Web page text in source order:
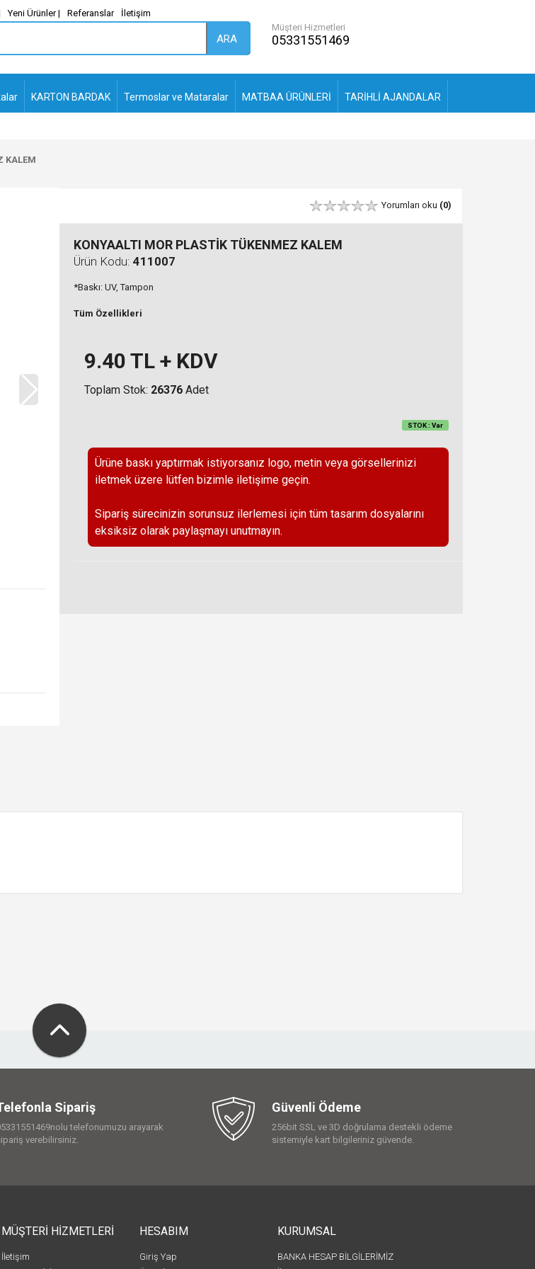
Yeni Ürünler | Referanslar İletişim
ARA
Müşteri Hizmetleri
05331551469
KARTON BARDAK Termoslar ve Mataralar MATBAA ÜRÜNLERİ TARİHLİ AJANDALAR
KALEM
Yorumları oku (0)
KONYAALTI MOR PLASTİK TÜKENMEZ KALEM
Ürün Kodu: 411007
*Baskı: UV, Tampon
Tüm Özellikleri
9.40 TL + KDV
Toplam Stok: 26376 Adet
STOK : Var
Ürüne baskı yaptırmak istiyorsanız logo, metin veya görsellerinizi
iletmek üzere lütfen bizimle iletişime geçin.
Sipariş sürecinizin sorunsuz ilerlemesi için tüm tasarım dosyalarını
eksiksiz olarak paylaşmayı unutmayın.
Sipariş
telefonumuzu arayarak
verebilirsiniz.
Güvenli Ödeme
256bit SSL ve 3D doğrulama destekli ödeme
sistemiyle kart bilgileriniz güvende.
MÜŞTERİ HİZMETLERİ
İletişim
HESABIM
Giriş Yap
KURUMSAL
BANKA HESAP BİLGİLERİMİZ